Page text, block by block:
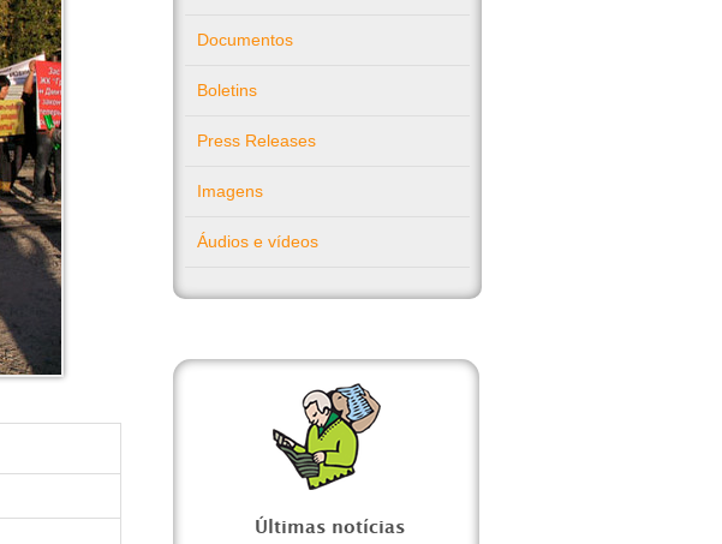
Documentos
Boletins
Press Releases
Imagens
Áudios e vídeos
Últimas notícias